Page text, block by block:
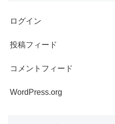
ログイン
投稿フィード
コメントフィード
WordPress.org